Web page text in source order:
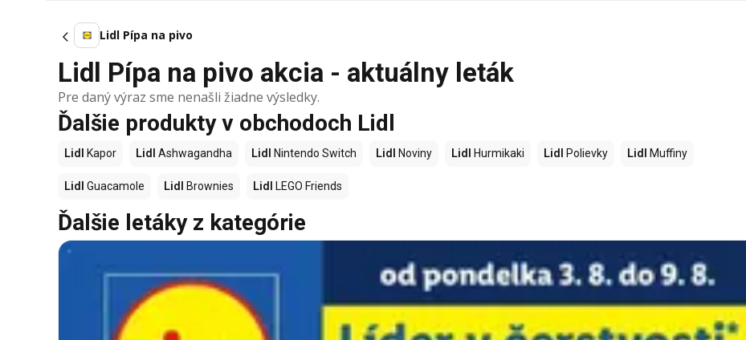
Lidl Pípa na pivo
Lidl Pípa na pivo akcia - aktuálny leták
Pre daný výraz sme nenašli žiadne výsledky.
Ďalšie produkty v obchodoch Lidl
Lidl Kapor Lidl Ashwagandha Lidl Nintendo Switch Lidl Noviny Lidl Hurmikaki Lidl Polievky Lidl Muffiny
Lidl Guacamole Lidl Brownies Lidl LEGO Friends
Ďalšie letáky z kategórie